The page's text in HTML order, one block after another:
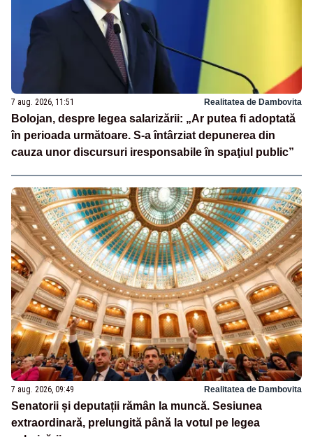
7 aug. 2026, 11:51 Realitatea de Dambovita
Bolojan, despre legea salarizării: „Ar putea fi adoptată
în perioada următoare. S-a întârziat depunerea din
cauza unor discursuri iresponsabile în spaţiul public”
7 aug. 2026, 09:49 Realitatea de Dambovita
Senatorii și deputații rămân la muncă. Sesiunea
extraordinară, prelungită până la votul pe legea